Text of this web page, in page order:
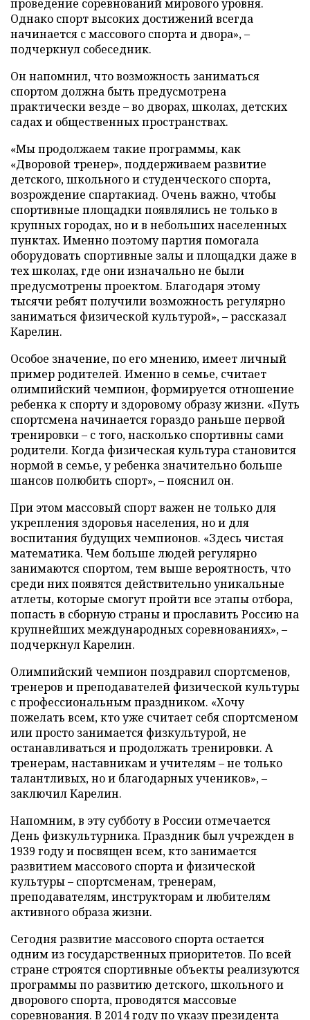
проведение соревнований мирового уровня.
Однако спорт высоких достижений всегда
начинается с массового спорта и двора», –
подчеркнул собеседник.
Он напомнил, что возможность заниматься
спортом должна быть предусмотрена
практически везде – во дворах, школах, детских
садах и общественных пространствах.
«Мы продолжаем такие программы, как
«Дворовой тренер», поддерживаем развитие
детского, школьного и студенческого спорта,
возрождение спартакиад. Очень важно, чтобы
спортивные площадки появлялись не только в
крупных городах, но и в небольших населенных
пунктах. Именно поэтому партия помогала
оборудовать спортивные залы и площадки даже в
тех школах, где они изначально не были
предусмотрены проектом. Благодаря этому
тысячи ребят получили возможность регулярно
заниматься физической культурой», – рассказал
Карелин.
Особое значение, по его мнению, имеет личный
пример родителей. Именно в семье, считает
олимпийский чемпион, формируется отношение
ребенка к спорту и здоровому образу жизни. «Путь
спортсмена начинается гораздо раньше первой
тренировки – с того, насколько спортивны сами
родители. Когда физическая культура становится
нормой в семье, у ребенка значительно больше
шансов полюбить спорт», – пояснил он.
При этом массовый спорт важен не только для
укрепления здоровья населения, но и для
воспитания будущих чемпионов. «Здесь чистая
математика. Чем больше людей регулярно
занимаются спортом, тем выше вероятность, что
среди них появятся действительно уникальные
атлеты, которые смогут пройти все этапы отбора,
попасть в сборную страны и прославить Россию на
крупнейших международных соревнованиях», –
подчеркнул Карелин.
Олимпийский чемпион поздравил спортсменов,
тренеров и преподавателей физической культуры
с профессиональным праздником. «Хочу
пожелать всем, кто уже считает себя спортсменом
или просто занимается физкультурой, не
останавливаться и продолжать тренировки. А
тренерам, наставникам и учителям – не только
талантливых, но и благодарных учеников», –
заключил Карелин.
Напомним, в эту субботу в России отмечается
День физкультурника. Праздник был учрежден в
1939 году и посвящен всем, кто занимается
развитием массового спорта и физической
культуры – спортсменам, тренерам,
преподавателям, инструкторам и любителям
активного образа жизни.
Сегодня развитие массового спорта остается
одним из государственных приоритетов. По всей
стране строятся спортивные объекты реализуются
программы по развитию детского, школьного и
дворового спорта, проводятся массовые
соревнования. В 2014 году по указу президента